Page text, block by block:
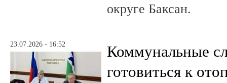
округе Баксан.
23.07.2026 - 16:52
Коммунальные
готовиться к